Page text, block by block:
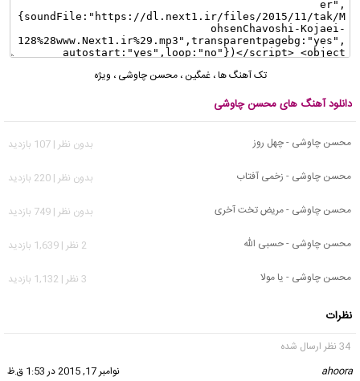
تک آهنگ ها،غمگین ،محسن چاوشی ، ویژه
دانلود آهنگ های محسن چاوشی
محسن چاوشی - چهل روز
بدون نظر | 107 بازدید
محسن چاوشی - زخمی آفتاب
بدون نظر | 220 بازدید
محسن چاوشی - مریض تخت آخری
بدون نظر | 749 بازدید
محسن چاوشی - حسبی الله
2 نظر | 1,639 بازدید
محسن چاوشی - یا مولا
3 نظر | 1,132 بازدید
نظرات
34 نظر ارسال شده
ahoora
نوامبر 17, 2015 در 1:53 ق.ظ